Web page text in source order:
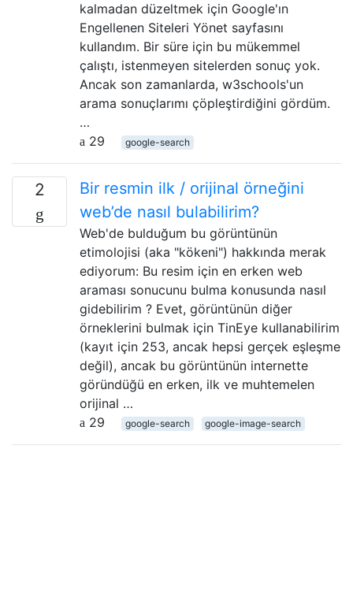
kalmadan düzeltmek için Google'ın
Engellenen Siteleri Yönet sayfasını
kullandım. Bir süre için bu mükemmel
çalıştı, istenmeyen sitelerden sonuç yok.
Ancak son zamanlarda, w3schools'un
arama sonuçlarımı çöpleştirdiğini gördüm.
…
29
google-search
2
Bir resmin ilk / orijinal örneğini
web’de nasıl bulabilirim?
Web'de bulduğum bu görüntünün
etimolojisi (aka "kökeni") hakkında merak
ediyorum: Bu resim için en erken web
araması sonucunu bulma konusunda nasıl
gidebilirim ? Evet, görüntünün diğer
örneklerini bulmak için TinEye kullanabilirim
(kayıt için 253, ancak hepsi gerçek eşleşme
değil), ancak bu görüntünün internette
göründüğü en erken, ilk ve muhtemelen
orijinal …
29
google-search google-image-search